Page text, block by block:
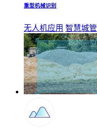
重型机械识别
无人机应用 智慧城管